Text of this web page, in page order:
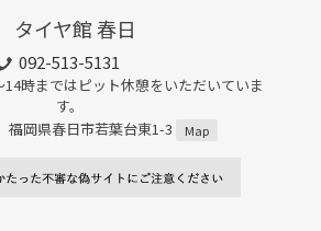
タイヤ館 春日
092-513-5131
14時まではピット休憩をいただいていま
す。
岡県春日市若葉台東1-3
Map